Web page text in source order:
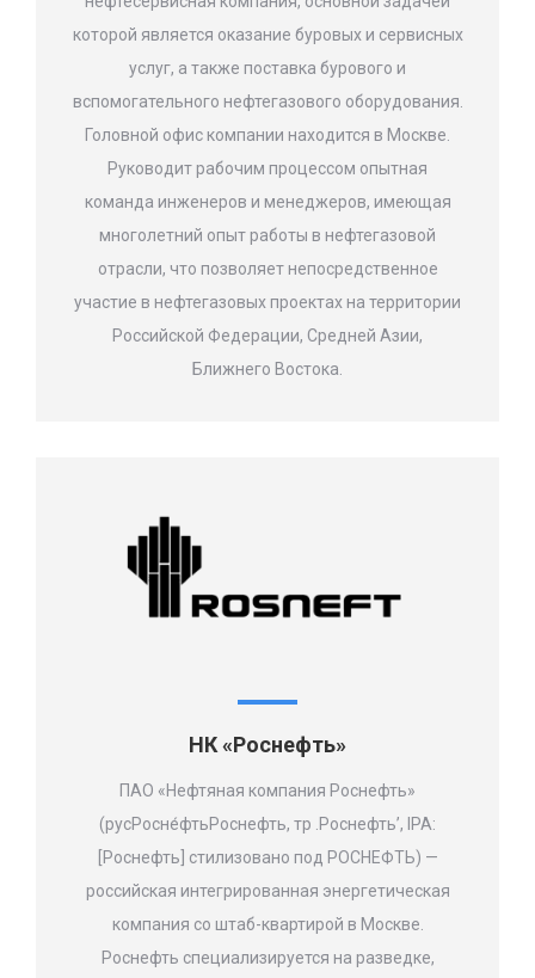
которой является оказание буровых и сервисных
услуг, а также поставка бурового и
вспомогательного нефтегазового оборудования.
Головной офис компании находится в Москве.
Руководит рабочим процессом опытная
команда инженеров и менеджеров, имеющая
многолетний опыт работы в нефтегазовой
отрасли, что позволяет непосредственное
участие в нефтегазовых проектах на территории
Российской Федерации, Средней Азии,
Ближнего Востока.
НК «Роснефть»
ПАО «Нефтяная компания Роснефть»
(русРосне́фтьРоснефть, тр .Роснефть’, IPA:
[Роснефть] стилизовано под РОСНЕФТЬ) —
российская интегрированная энергетическая
компания со штаб-квартирой в Москве.
Роснефть специализируется на разведке,